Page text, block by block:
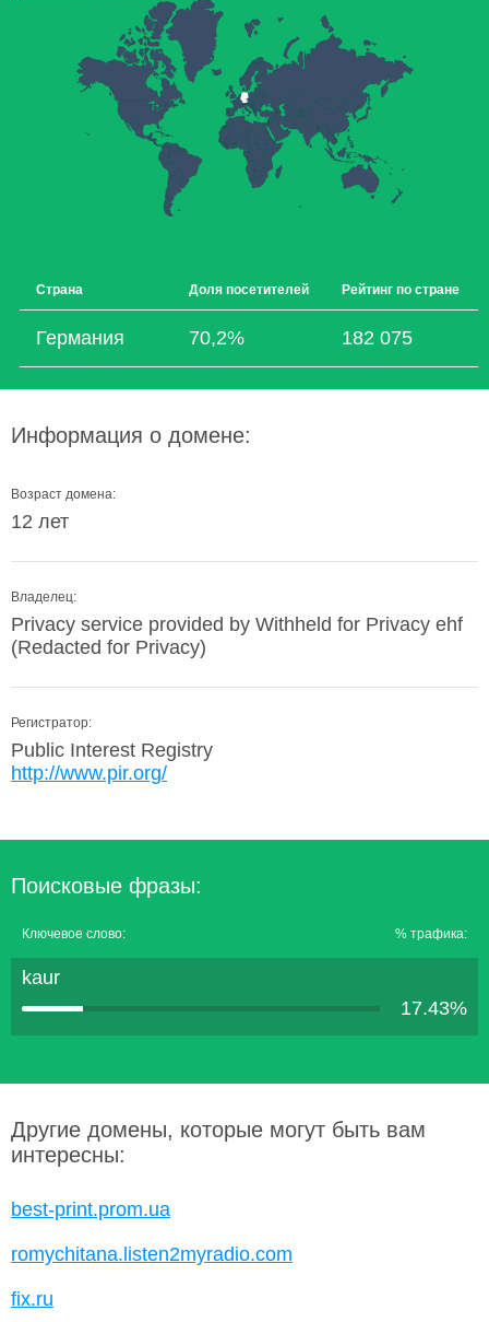
Страна Доля посетителей Рейтинг по стране
Германия 70,2% 182 075
Информация о домене:
Возраст домена:
12 лет
Владелец:
Privacy service provided by Withheld for Privacy ehf
(Redacted for Privacy)
Регистратор:
Public Interest Registry
http://www.pir.org/
Поисковые фразы:
Ключевое слово: % трафика:
kaur
17.43%
Другие домены, которые могут быть вам
интересны:
best-print.prom.ua
romychitana.listen2myradio.com
fix.ru